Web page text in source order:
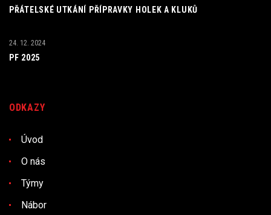
PŘÁTELSKÉ UTKÁNÍ PŘÍPRAVKY HOLEK A KLUKŮ
PF 2025
24. 12. 2024
ODKAZY
Úvod
O nás
Týmy
Nábor